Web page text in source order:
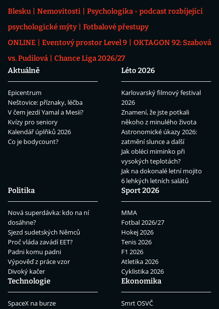
Blesku
Nemovitosti
Psychologika - podcast rozbíjející
psychologické mýty
Fotbalové přestupy
ONLINE
Eventový prostor Level 9
OKTAGON 92: Szabová
vs. Pudilová
Chance Liga 2026/27
Aktuálně
Epicentrum
Neštovice: příznaky, léčba
V čem jezdí Yamal a Mesii?
Kvízy pro seniory
Kalendář úplňků 2026
Co je bodycount?
Léto 2026
Karlovarský filmový festival
2026
Znamení, že jste potkali
někoho z minulého života
Astronomické úkazy 2026:
zatmění slunce a další
Jak obléci miminko při
vysokých teplotách?
Jak na dokonalé letní mojito
6 lehkých letních salátů
Politika
Nová superdávka: kdo na ní
dosáhne?
Sjezd sudetských Němců
Proč vláda zavádí EET?
Padni komu padni
Výpověď z práce vzor
Divoký kačer
Sport 2026
MMA
Fotbal 2026/27
Hokej 2026
Tenis 2026
F1 2026
Atletika 2026
Cyklistika 2026
Technologie
SpaceX na burze
Ekonomika
Smrt OSVČ